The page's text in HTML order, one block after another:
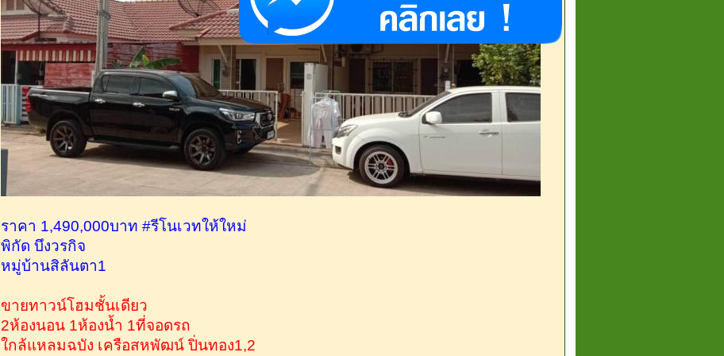
ราคา 1,490,000บาท #รีโนเวทให้ใหม่
พิกัด บึงวรกิจ
หมู่บ้านสิลันตา1
ขายทาวน์โฮมชั้นเดียว
2ห้องนอน 1ห้องน้ำ 1ที่จอดรถ
ใกล้แหลมฉบัง เครือสหพัฒน์ ปิ่นทอง1,2